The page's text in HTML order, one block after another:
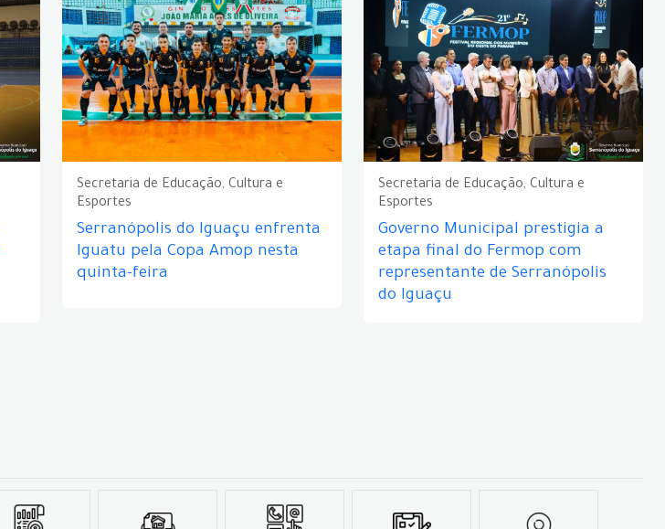
Secretaria de Educação, Cultura e
Esportes
Serranópolis do Iguaçu enfrenta
Iguatu pela Copa Amop nesta
quinta-feira
Secretaria de Educação, Cultura e
Esportes
Governo Municipal prestigia a
etapa final do Fermop com
representante de Serranópolis
do Iguaçu